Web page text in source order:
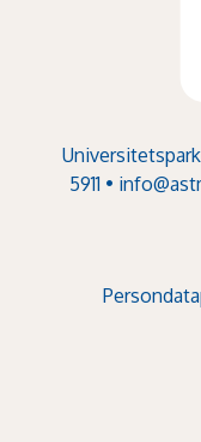
5911 •